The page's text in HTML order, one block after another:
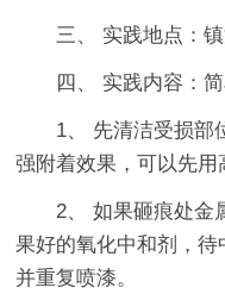
三、 实践地点：
四、 实践内容：
1、 先清洁受损部
强附着效果，可以先用
2、 如果砸痕处金
果好的氧化中和剂，待
并重复喷漆。